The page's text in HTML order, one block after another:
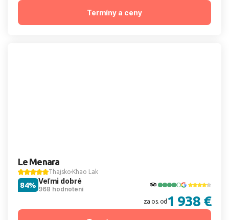
Termíny a ceny
Le Menara
Thajsko Khao Lak
Veľmi dobré
968 hodnotení
84%
za os. od 1 938 €